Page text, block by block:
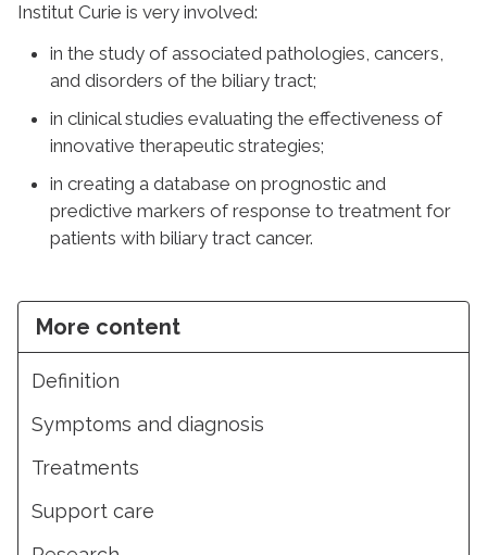
Institut Curie is very involved:
in the study of associated pathologies, cancers,
and disorders of the biliary tract;
in clinical studies evaluating the effectiveness of
innovative therapeutic strategies;
in creating a database on prognostic and
predictive markers of response to treatment for
patients with biliary tract cancer.
More content
Definition
Symptoms and diagnosis
Treatments
Support care